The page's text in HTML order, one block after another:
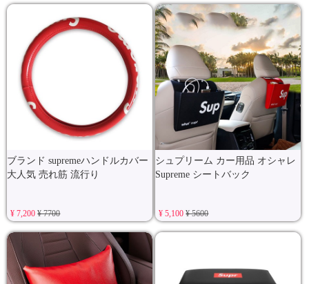
ブランド supremeハンドルカバー
大人気 売れ筋 流行り
¥ 7,200¥ 7700
シュプリーム カー用品 オシャレ
Supreme シートバック
¥ 5,100¥ 5600